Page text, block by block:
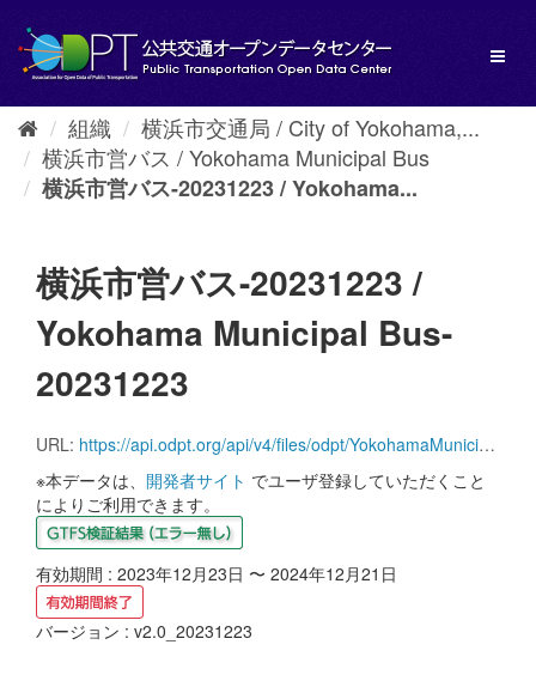
し
組織
横浜市交通局 / City of Yokohama,...
横浜市営バス / Yokohama Municipal Bus
横浜市営バス-20231223 / Yokohama...
横浜市営バス-20231223 /
Yokohama Municipal Bus-
20231223
URL: https://api.odpt.org/api/v4/files/odpt/YokohamaMunicipal/Bus.zip?date=20231223&acl:consumerKey=[アクセストークン/YOUR_ACCESS_TOKEN]
※本データは、 開発者サイト でユーザ登録していただくこと
によりご利用できます。
有効期間 : 2023年12月23日 〜 2024年12月21日
バージョン : v2.0_20231223